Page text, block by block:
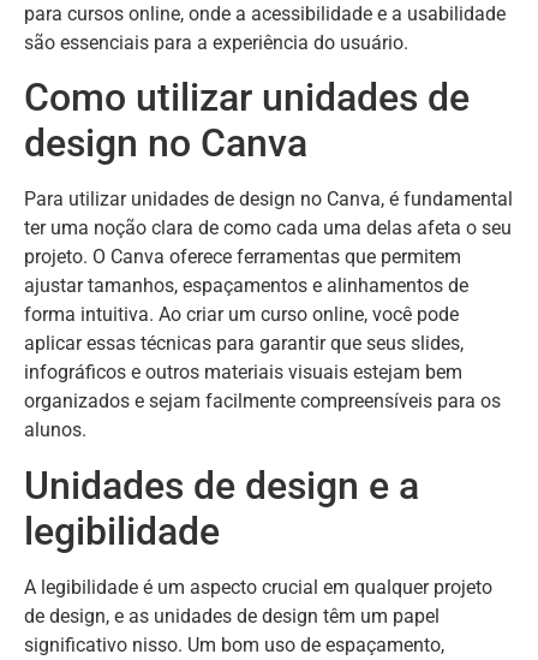
para cursos online, onde a acessibilidade e a usabilidade
são essenciais para a experiência do usuário.
Como utilizar unidades de
design no Canva
Para utilizar unidades de design no Canva, é fundamental
ter uma noção clara de como cada uma delas afeta o seu
projeto. O Canva oferece ferramentas que permitem
ajustar tamanhos, espaçamentos e alinhamentos de
forma intuitiva. Ao criar um curso online, você pode
aplicar essas técnicas para garantir que seus slides,
infográficos e outros materiais visuais estejam bem
organizados e sejam facilmente compreensíveis para os
alunos.
Unidades de design e a
legibilidade
A legibilidade é um aspecto crucial em qualquer projeto
de design, e as unidades de design têm um papel
significativo nisso. Um bom uso de espaçamento,